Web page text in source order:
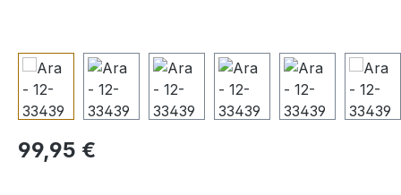
Regulärer Preis:
99,95 €